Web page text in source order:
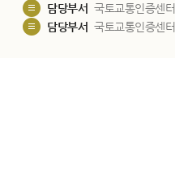
담당부서 국토교통인증센터
담당부서 국토교통인증센터